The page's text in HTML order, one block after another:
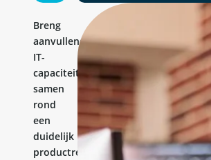
Breng
aanvullende
IT-
capaciteit
samen
rond
een
duidelijk
productresultaat.